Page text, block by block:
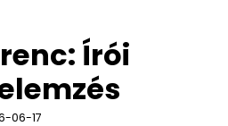
Írói
06-17